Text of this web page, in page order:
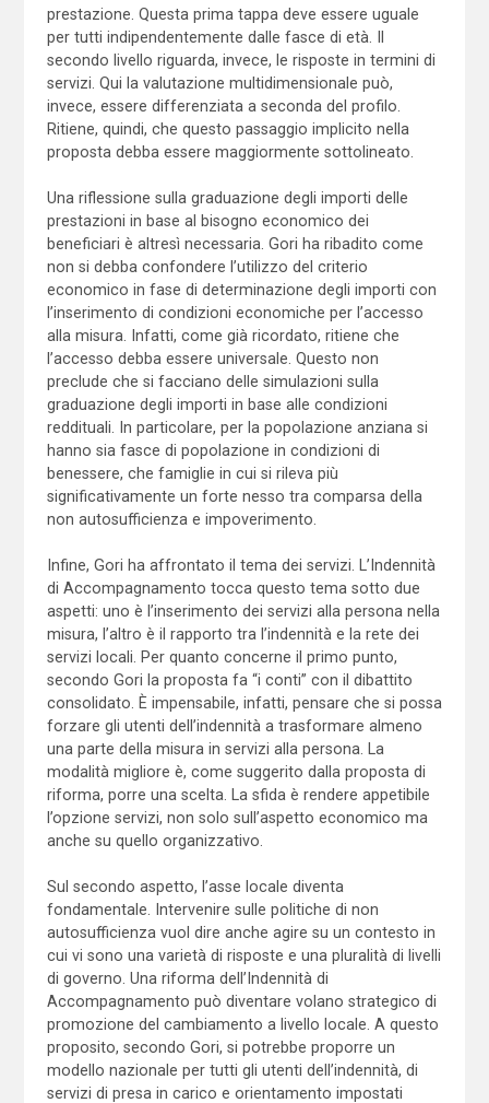
prestazione. Questa prima tappa deve essere uguale
per tutti indipendentemente dalle fasce di età. Il
secondo livello riguarda, invece, le risposte in termini di
servizi. Qui la valutazione multidimensionale può,
invece, essere differenziata a seconda del profilo.
Ritiene, quindi, che questo passaggio implicito nella
proposta debba essere maggiormente sottolineato.
Una riflessione sulla graduazione degli importi delle
prestazioni in base al bisogno economico dei
beneficiari è altresì necessaria. Gori ha ribadito come
non si debba confondere l’utilizzo del criterio
economico in fase di determinazione degli importi con
l’inserimento di condizioni economiche per l’accesso
alla misura. Infatti, come già ricordato, ritiene che
l’accesso debba essere universale. Questo non
preclude che si facciano delle simulazioni sulla
graduazione degli importi in base alle condizioni
reddituali. In particolare, per la popolazione anziana si
hanno sia fasce di popolazione in condizioni di
benessere, che famiglie in cui si rileva più
significativamente un forte nesso tra comparsa della
non autosufficienza e impoverimento.
Infine, Gori ha affrontato il tema dei servizi. L’Indennità
di Accompagnamento tocca questo tema sotto due
aspetti: uno è l’inserimento dei servizi alla persona nella
misura, l’altro è il rapporto tra l’indennità e la rete dei
servizi locali. Per quanto concerne il primo punto,
secondo Gori la proposta fa “i conti” con il dibattito
consolidato. È impensabile, infatti, pensare che si possa
forzare gli utenti dell’indennità a trasformare almeno
una parte della misura in servizi alla persona. La
modalità migliore è, come suggerito dalla proposta di
riforma, porre una scelta. La sfida è rendere appetibile
l’opzione servizi, non solo sull’aspetto economico ma
anche su quello organizzativo.
Sul secondo aspetto, l’asse locale diventa
fondamentale. Intervenire sulle politiche di non
autosufficienza vuol dire anche agire su un contesto in
cui vi sono una varietà di risposte e una pluralità di livelli
di governo. Una riforma dell’Indennità di
Accompagnamento può diventare volano strategico di
promozione del cambiamento a livello locale. A questo
proposito, secondo Gori, si potrebbe proporre un
modello nazionale per tutti gli utenti dell’indennità, di
servizi di presa in carico e orientamento impostati